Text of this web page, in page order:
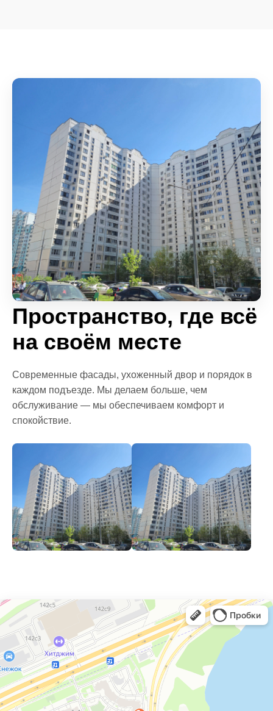
Пространство, где всё
на своём месте
Современные фасады, ухоженный двор и порядок в
каждом подъезде. Мы делаем больше, чем
обслуживание — мы обеспечиваем комфорт и
спокойствие.